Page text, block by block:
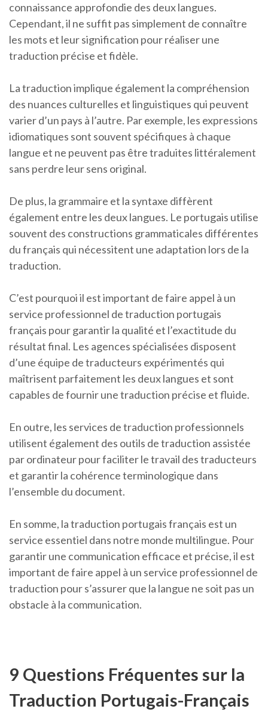
connaissance approfondie des deux langues.
Cependant, il ne suffit pas simplement de connaître
les mots et leur signification pour réaliser une
traduction précise et fidèle.
La traduction implique également la compréhension
des nuances culturelles et linguistiques qui peuvent
varier d’un pays à l’autre. Par exemple, les expressions
idiomatiques sont souvent spécifiques à chaque
langue et ne peuvent pas être traduites littéralement
sans perdre leur sens original.
De plus, la grammaire et la syntaxe diffèrent
également entre les deux langues. Le portugais utilise
souvent des constructions grammaticales différentes
du français qui nécessitent une adaptation lors de la
traduction.
C’est pourquoi il est important de faire appel à un
service professionnel de traduction portugais
français pour garantir la qualité et l’exactitude du
résultat final. Les agences spécialisées disposent
d’une équipe de traducteurs expérimentés qui
maîtrisent parfaitement les deux langues et sont
capables de fournir une traduction précise et fluide.
En outre, les services de traduction professionnels
utilisent également des outils de traduction assistée
par ordinateur pour faciliter le travail des traducteurs
et garantir la cohérence terminologique dans
l’ensemble du document.
En somme, la traduction portugais français est un
service essentiel dans notre monde multilingue. Pour
garantir une communication efficace et précise, il est
important de faire appel à un service professionnel de
traduction pour s’assurer que la langue ne soit pas un
obstacle à la communication.
9 Questions Fréquentes sur la
Traduction Portugais-Français